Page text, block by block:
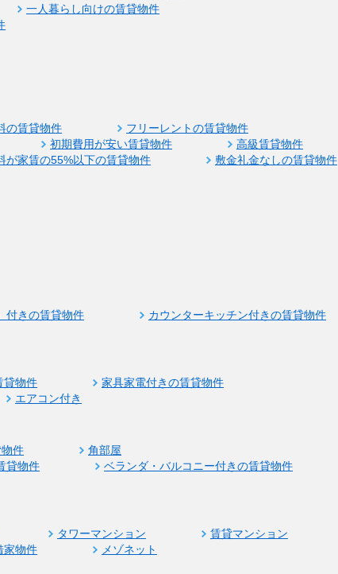
一人暮らし向けの賃貸物件
の賃貸物件
フリーレントの賃貸物件
初期費用が安い賃貸物件
高級賃貸物件
が家賃の55%以下の賃貸物件 敷金礼金なしの賃貸物件
付きの賃貸物件
カウンターキッチン付きの賃貸物件
貸物件
家具家電付きの賃貸物件
エアコン付き
件
角部屋
貸物件
ベランダ・バルコニー付きの賃貸物件
タワーマンション
賃貸マンション
家物件 メゾネット